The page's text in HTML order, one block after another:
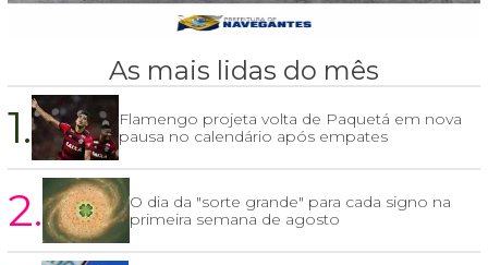
As mais lidas do mês
1.
Flamengo projeta volta de Paquetá em nova
pausa no calendário após empates
2.
O dia da "sorte grande" para cada signo na
primeira semana de agosto